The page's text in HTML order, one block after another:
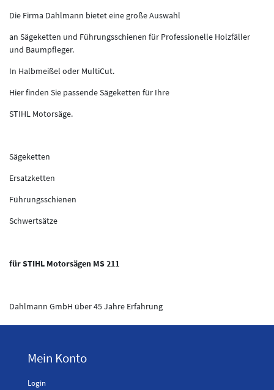
Die Firma Dahlmann bietet eine große Auswahl
an Sägeketten und Führungsschienen für Professionelle Holzfäller
und Baumpfleger.
In Halbmeißel oder MultiCut.
Hier finden Sie passende Sägeketten für Ihre
STIHL Motorsäge.
Sägeketten
Ersatzketten
Führungsschienen
Schwertsätze
für STIHL Motorsägen MS 211
Dahlmann GmbH über 45 Jahre Erfahrung
Mein Konto
Login